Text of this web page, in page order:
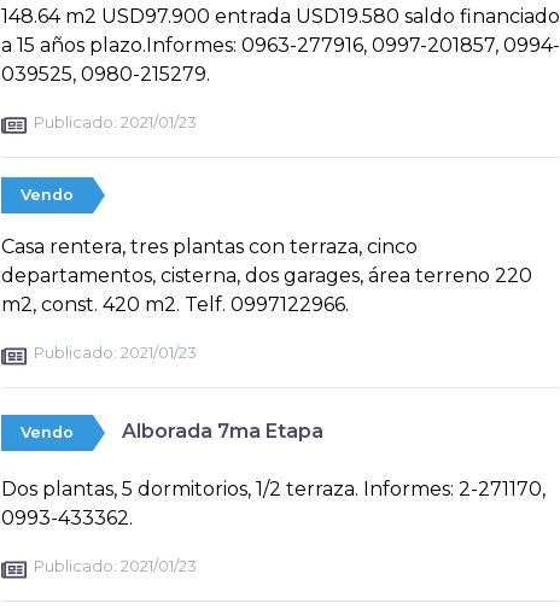
148.64 m2 USD97.900 entrada USD19.580 saldo financiado
a 15 años plazo.Informes: 0963-277916, 0997-201857, 0994-
039525, 0980-215279.
Publicado: 2021/01/23
Vendo
Casa rentera, tres plantas con terraza, cinco
departamentos, cisterna, dos garages, área terreno 220
m2, const. 420 m2. Telf. 0997122966.
Publicado: 2021/01/23
Vendo Alborada 7ma Etapa
Dos plantas, 5 dormitorios, 1/2 terraza. Informes: 2-271170,
0993-433362.
Publicado: 2021/01/23